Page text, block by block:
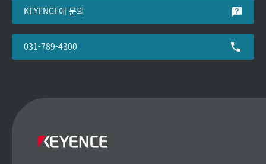
KEYENCE에 문의
031-789-4300